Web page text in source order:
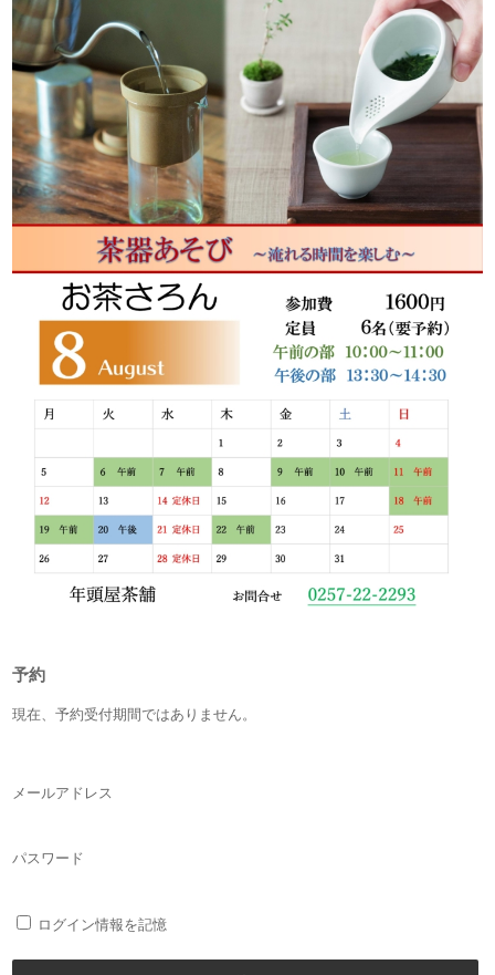
予約
現在、予約受付期間ではありません。
メールアドレス
パスワード
ログイン情報を記憶